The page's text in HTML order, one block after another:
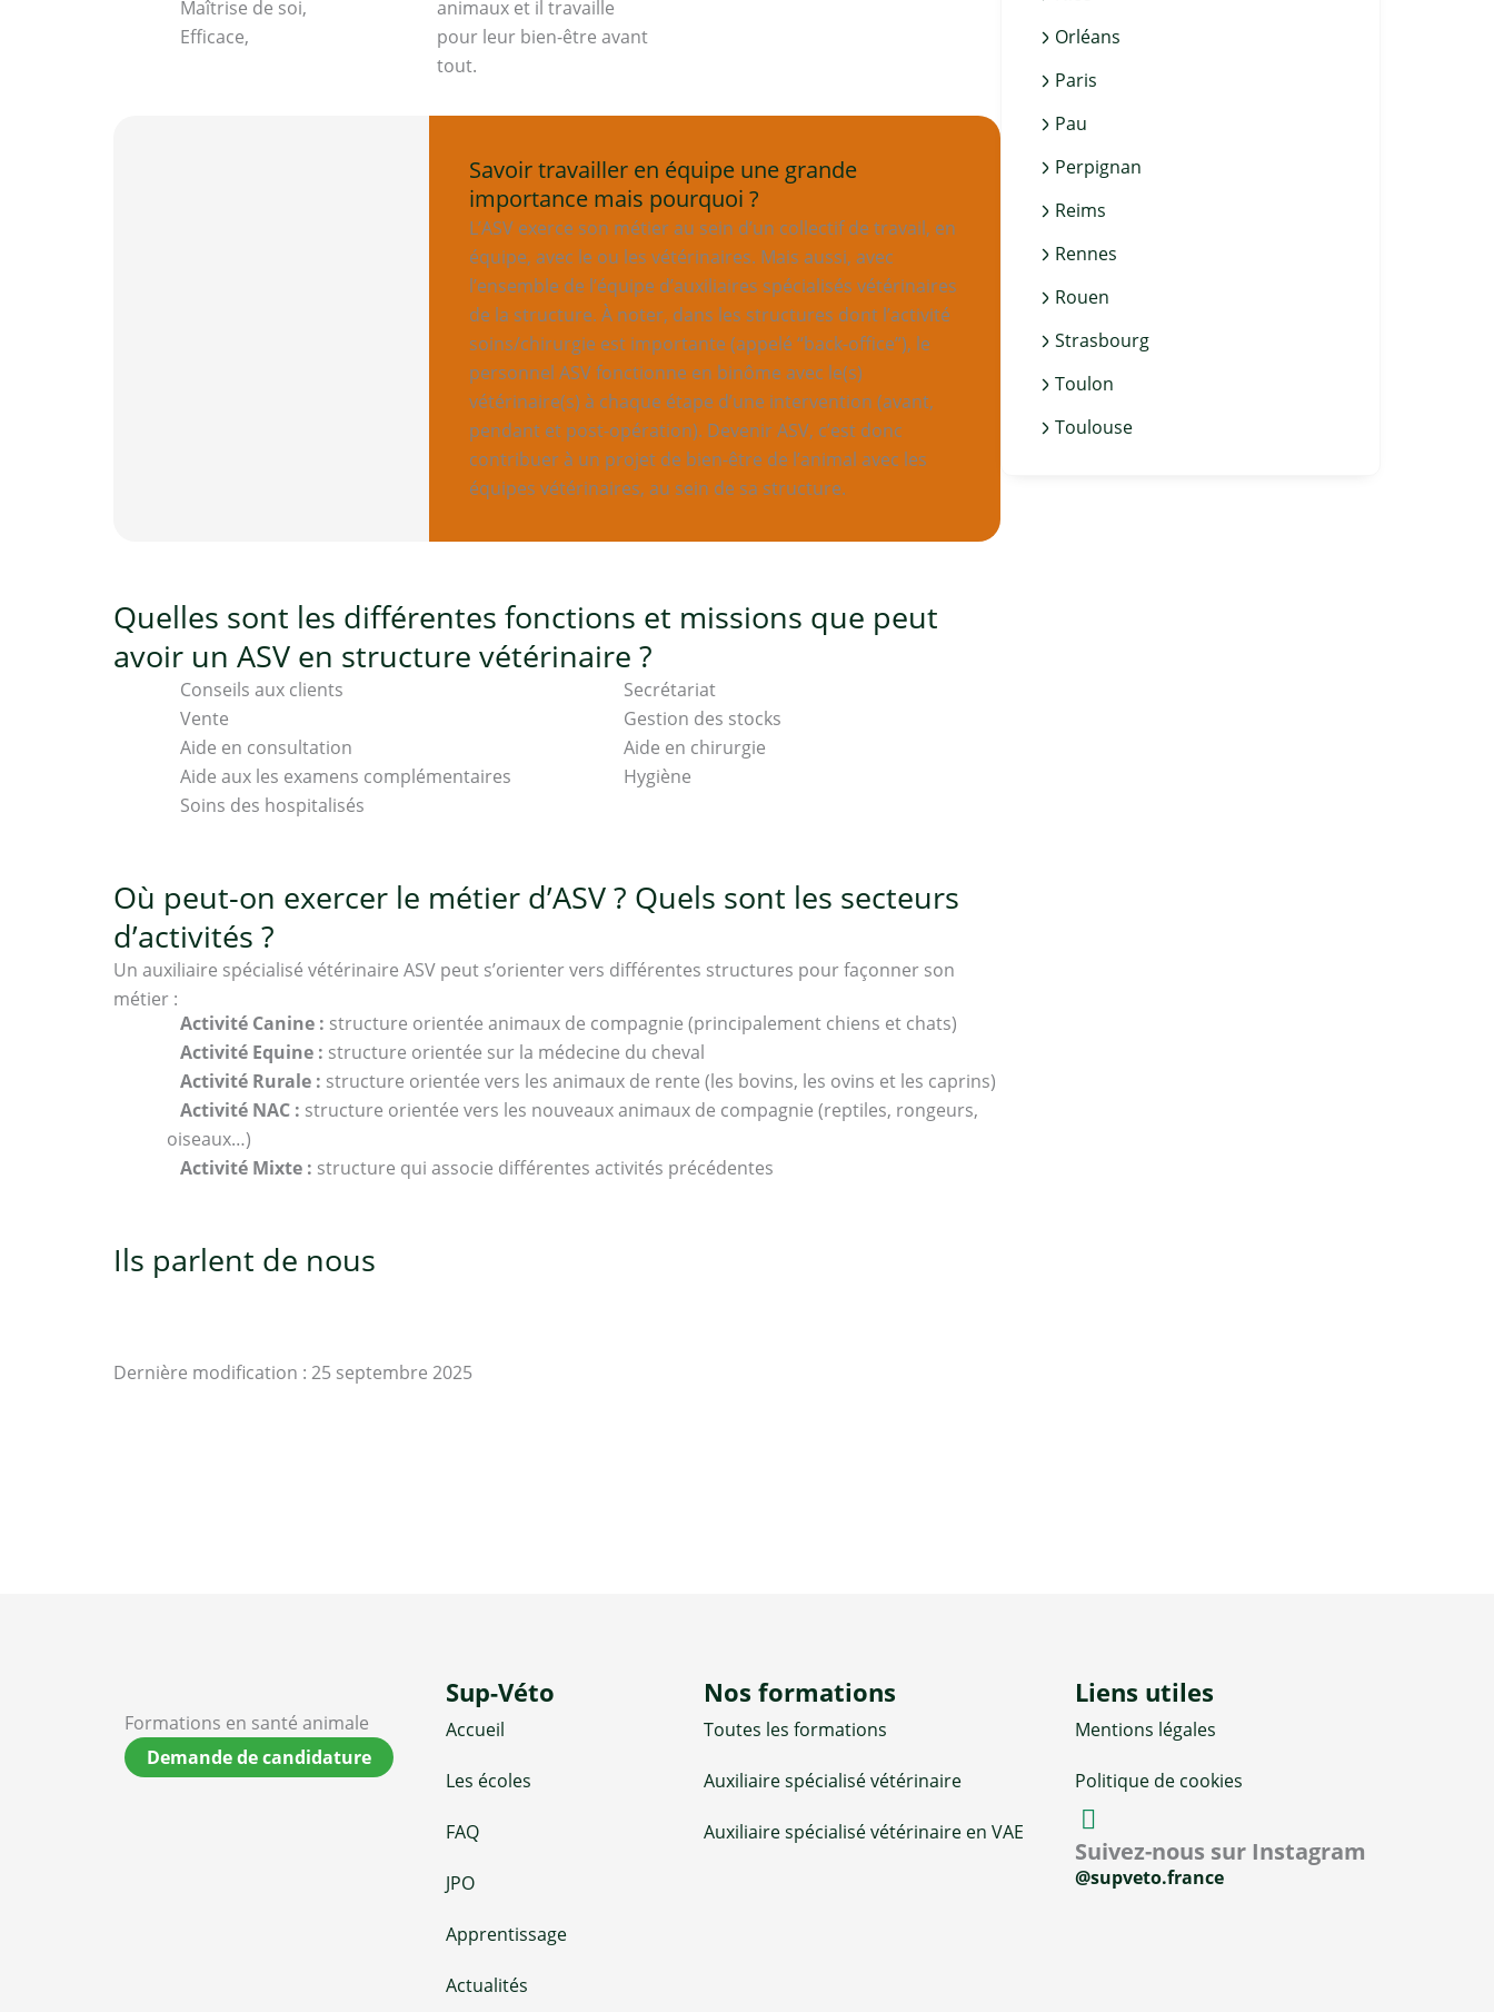
Maîtrise de soi,
Efficace,
animaux et il travaille
pour leur bien-être avant
tout.
Savoir travailler en équipe une grande
importance mais pourquoi ?
L’ASV exerce son métier au sein d’un collectif de travail, en
équipe, avec le ou les vétérinaires. Mais aussi, avec
l’ensemble de l’équipe d’auxiliaires spécialisés vétérinaires
de la structure. À noter, dans les structures dont l’activité
soins/chirurgie est importante (appelé “back-office”), le
personnel ASV fonctionne en binôme avec le(s)
vétérinaire(s) à chaque étape d’une intervention (avant,
pendant et post-opération). Devenir ASV, c’est donc
contribuer à un projet de bien-être de l’animal avec les
équipes vétérinaires, au sein de sa structure.
Quelles sont les différentes fonctions et missions que peut
avoir un ASV en structure vétérinaire ?
Conseils aux clients
Vente
Aide en consultation
Aide aux les examens complémentaires
Soins des hospitalisés
Secrétariat
Gestion des stocks
Aide en chirurgie
Hygiène
Où peut-on exercer le métier d’ASV ? Quels sont les secteurs
d’activités ?
Un auxiliaire spécialisé vétérinaire ASV peut s’orienter vers différentes structures pour façonner son
métier :
Activité Canine : structure orientée animaux de compagnie (principalement chiens et chats)
Activité Equine : structure orientée sur la médecine du cheval
Activité Rurale : structure orientée vers les animaux de rente (les bovins, les ovins et les caprins)
Activité NAC : structure orientée vers les nouveaux animaux de compagnie (reptiles, rongeurs,
oiseaux…)
Activité Mixte : structure qui associe différentes activités précédentes
Ils parlent de nous
Dernière modification : 25 septembre 2025
Orléans
Paris
Pau
Perpignan
Reims
Rennes
Rouen
Strasbourg
Toulon
Toulouse
Formations en santé animale
Demande de candidature
Sup-Véto
Accueil
Les écoles
FAQ
JPO
Apprentissage
Actualités
Nos formations
Toutes les formations
Auxiliaire spécialisé vétérinaire
Auxiliaire spécialisé vétérinaire en VAE
Liens utiles
Mentions légales
Politique de cookies
Suivez-nous sur Instagram
@supveto.france